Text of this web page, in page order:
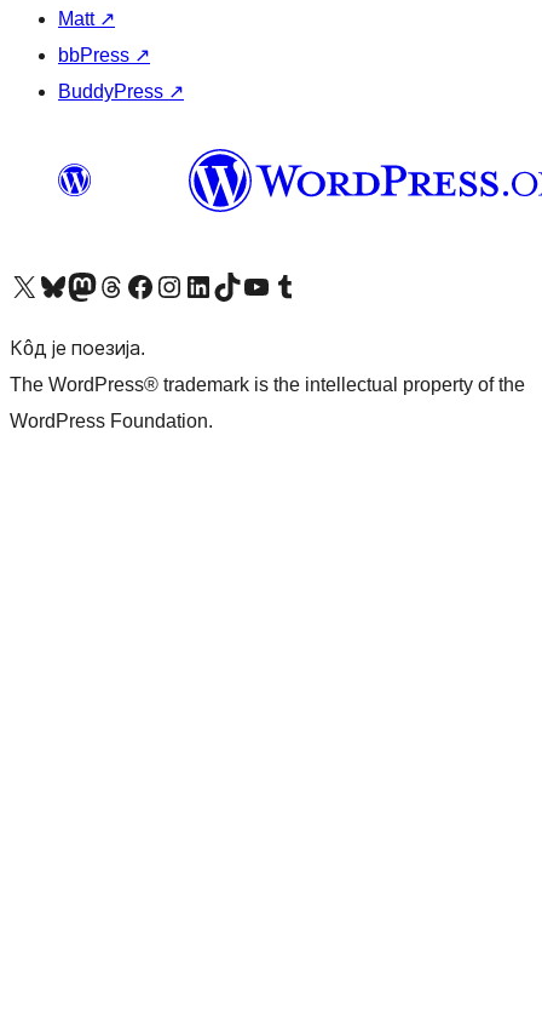
Matt ↗
bbPress ↗
BuddyPress ↗
Visit our X (formerly Twitter) account
Посетите наш Bluesky налог
Visit our Mastodon account
Посетите наш налог на Threads-у Visit our Facebook pageПосетите наш Инстаграм налог
Visit our LinkedIn account
Посетите наш TikTok налог
Visit our YouTube channel
Посетите наш Tumblr налог
Кôд је поезија.
The WordPress® trademark is the intellectual property of the
WordPress Foundation.